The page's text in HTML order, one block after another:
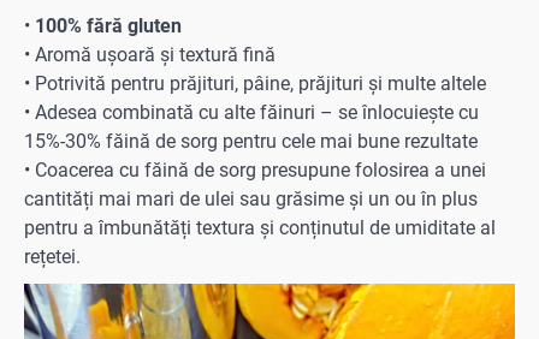
• 100% fără gluten
• Aromă ușoară și textură fină
• Potrivită pentru prăjituri, pâine, prăjituri și multe altele
• Adesea combinată cu alte făinuri – se înlocuiește cu
15%-30% făină de sorg pentru cele mai bune rezultate
• Coacerea cu făină de sorg presupune folosirea a unei
cantități mai mari de ulei sau grăsime și un ou în plus
pentru a îmbunătăți textura și conținutul de umiditate al
rețetei.